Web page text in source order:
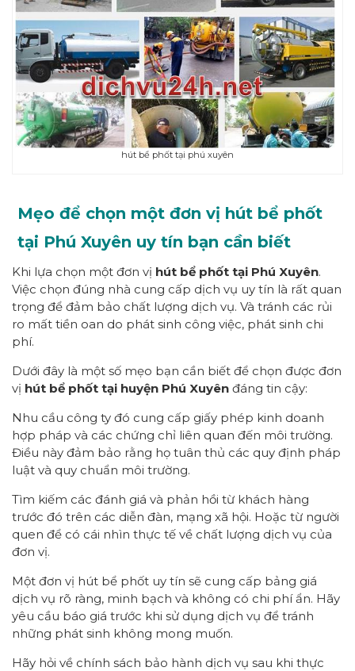
hút bể phốt tại phú xuyên
Mẹo để chọn một đơn vị hút bể phốt
tại Phú Xuyên uy tín bạn cần biết
Khi lựa chọn một đơn vị hút bể phốt tại Phú Xuyên.
Việc chọn đúng nhà cung cấp dịch vụ uy tín là rất quan
trọng để đảm bảo chất lượng dịch vụ. Và tránh các rủi
ro mất tiền oan do phát sinh công việc, phát sinh chi
phí.
Dưới đây là một số mẹo bạn cần biết để chọn được đơn
vị hút bể phốt tại huyện Phú Xuyên đáng tin cậy:
Nhu cầu công ty đó cung cấp giấy phép kinh doanh
hợp pháp và các chứng chỉ liên quan đến môi trường.
Điều này đảm bảo rằng họ tuân thủ các quy định pháp
luật và quy chuẩn môi trường.
Tìm kiếm các đánh giá và phản hồi từ khách hàng
trước đó trên các diễn đàn, mạng xã hội. Hoặc từ người
quen để có cái nhìn thực tế về chất lượng dịch vụ của
đơn vị.
Một đơn vị hút bể phốt uy tín sẽ cung cấp bảng giá
dịch vụ rõ ràng, minh bạch và không có chi phí ẩn. Hãy
yêu cầu báo giá trước khi sử dụng dịch vụ để tránh
những phát sinh không mong muốn.
Hãy hỏi về chính sách bảo hành dịch vụ sau khi thực